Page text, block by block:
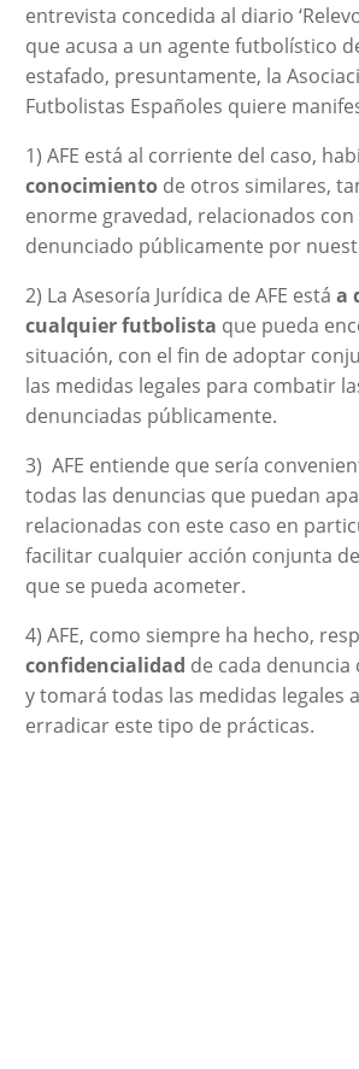
entrevista concedida al diario
que acusa a un agente futbolístico
estafado, presuntamente, la
Futbolistas Españoles quiere
1) AFE está al corriente del caso,
conocimientode otros similares,
enorme gravedad, relacionados
denunciado públicamente por
2) La Asesoría Jurídica de AFE está a
cualquier futbolista que pueda
situación, con el fin de adoptar
las medidas legales para combatir
denunciadas públicamente.
3) AFE entiende que sería
todas las denuncias que puedan
relacionadas con este caso en
facilitar cualquier acción conjunta
que se pueda acometer.
4) AFE, como siempre ha hecho,
confidencialidad de cada denuncia
y tomará todas las medidas legales
erradicar este tipo de prácticas.